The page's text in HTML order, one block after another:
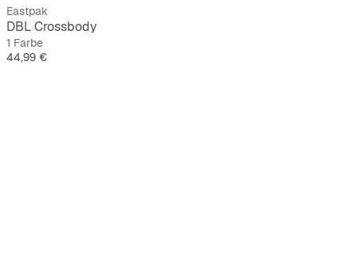
Eastpak
DBL Crossbody
1 Farbe
Preis
44,99 €